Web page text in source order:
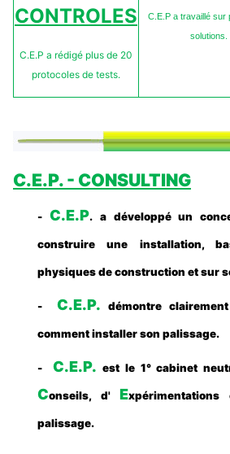
CONTROLES
C.E.P a rédigé plus de 20
protocoles de tests.
C.E.P a travaillé sur
solutions.
C.E.P. - CONSULTING
- C.E.P.a développé un
construire une installation,
physiques de construction et sur
- C.E.P. démontre
comment installer son palissage.
-C.E.P. est le 1° cabinet
Conseils, d' E
palissage.